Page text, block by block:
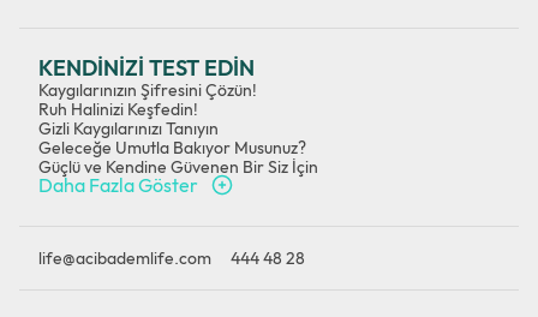
KENDİNİZİ TEST EDİN
Kaygılarınızın Şifresini Çözün!
Ruh Halinizi Keşfedin!
Gizli Kaygılarınızı Tanıyın
Geleceğe Umutla Bakıyor Musunuz?
Güçlü ve Kendine Güvenen Bir Siz İçin
Daha Fazla Göster
life@acibademlife.com 444 48 28